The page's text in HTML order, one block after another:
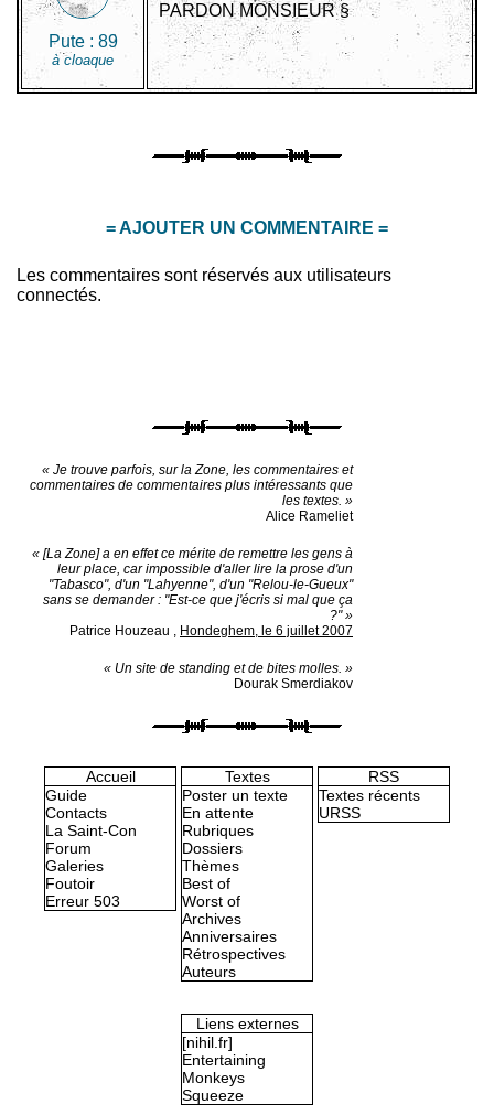
Pute : 89
à cloaque
PARDON MONSIEUR §
= AJOUTER UN COMMENTAIRE =
Les commentaires sont réservés aux utilisateurs
connectés.
« Je trouve parfois, sur la Zone, les commentaires et
commentaires de commentaires plus intéressants que
les textes. »
Alice Rameliet
« [La Zone] a en effet ce mérite de remettre les gens à
leur place, car impossible d'aller lire la prose d'un
"Tabasco", d'un "Lahyenne", d'un "Relou-le-Gueux"
sans se demander : "Est-ce que j'écris si mal que ça
?" »
Patrice Houzeau , Hondeghem, le 6 juillet 2007
« Un site de standing et de bites molles. »
Dourak Smerdiakov
Accueil
Guide
Contacts
La Saint-Con
Forum
Galeries
Foutoir
Erreur 503
Textes
Poster un texte
En attente
Rubriques
Dossiers
Thèmes
Best of
Worst of
Archives
Anniversaires
Rétrospectives
Auteurs
RSS
Textes récents
URSS
Liens externes
[nihil.fr]
Entertaining
Monkeys
Squeeze